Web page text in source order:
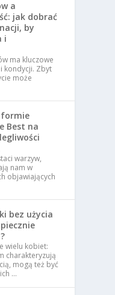
a
jak dobrać
by
i
ma kluczowe
kondycji. Zbyt
może
formie
Best na
warzyw,
nam w
objawiających
bez użycia
wielu kobiet:
charakteryzują
mogą też być
…